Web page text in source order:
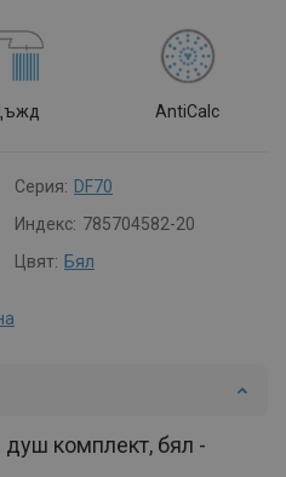
AntiCalc
Серия: DF70
Индекс: 785704582-20
Цвят: Бял
комплект, бял -